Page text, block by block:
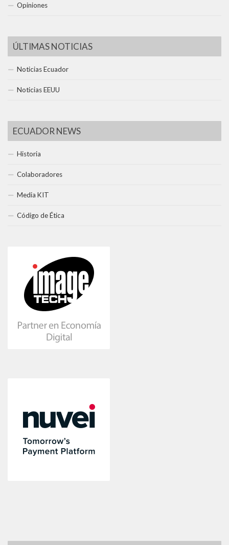
Opiniones
ÚLTIMAS NOTICIAS
Noticias Ecuador
Noticias EEUU
ECUADOR NEWS
Historia
Colaboradores
Media KIT
Código de Ética